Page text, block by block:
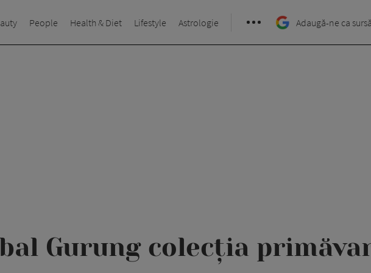
People Health & Diet Lifestyle Astrologie Adaugă-ne ca
Gurung colecția